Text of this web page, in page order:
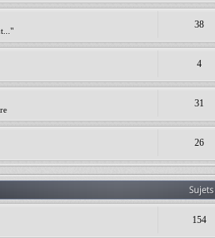
38
4
31
26
Sujets
154